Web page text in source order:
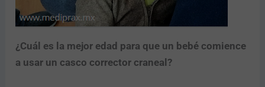
¿Cuál es la mejor edad para que un bebé comience
a usar un casco corrector craneal?